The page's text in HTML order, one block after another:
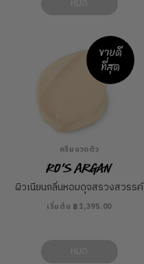
ขายดี
ที่สุด
ครีมนวดตัว
Ro's Argan
ผิวเนียนกลิ่นหอมดุจสรวงสวรรค์
เริ่มต้น ฿1,395.00